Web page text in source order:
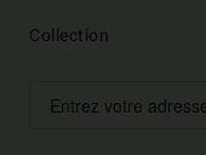
Collection